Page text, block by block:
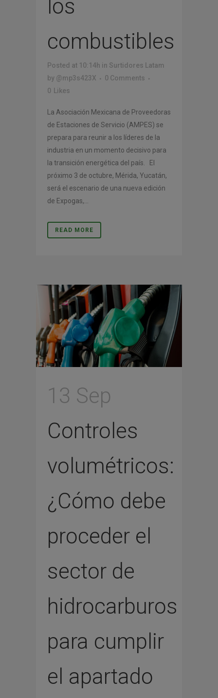
los
combustibles
Posted at 10:14h in Surtidores Latam
by @mp3s423X
0 Comments
0
Likes
La Asociación Mexicana de Proveedoras
de Estaciones de Servicio (AMPES) se
prepara para reunir a los líderes de la
industria en un momento decisivo para
la transición energética del país. El
próximo 3 de octubre, Mérida, Yucatán,
será el escenario de una nueva edición
de Expogas,...
READ MORE
13 Sep
Controles
volumétricos:
¿Cómo debe
proceder el
sector de
hidrocarburos
para cumplir
el apartado